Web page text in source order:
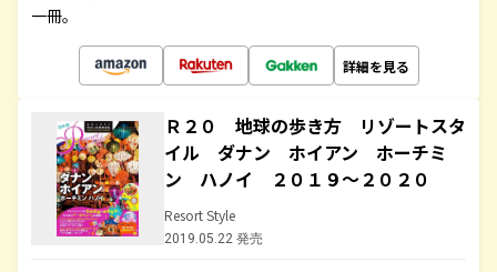
一冊。
詳細を見る
Ｒ２０ 地球の歩き方 リゾートスタ
イル ダナン ホイアン ホーチミ
ン ハノイ ２０１９～２０２０
Resort Style
2019.05.22 発売